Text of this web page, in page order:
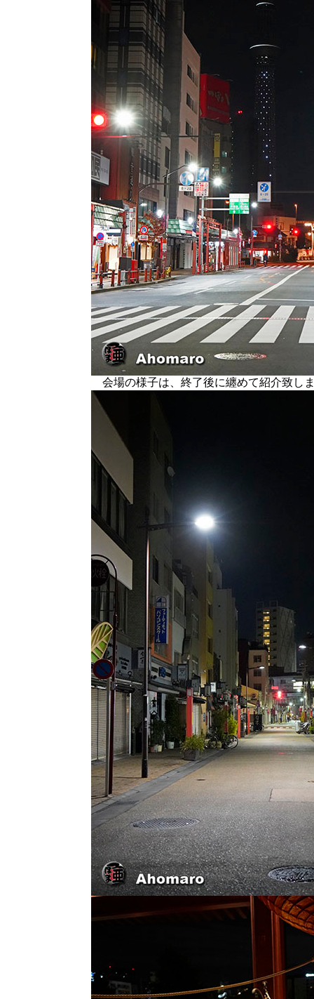
会場の様子は、終了後に纏めて紹介致し